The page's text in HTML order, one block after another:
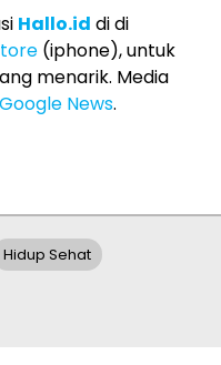
Hallo.id di di
(iphone), untuk
menarik. Media
Google News.
Hidup Sehat